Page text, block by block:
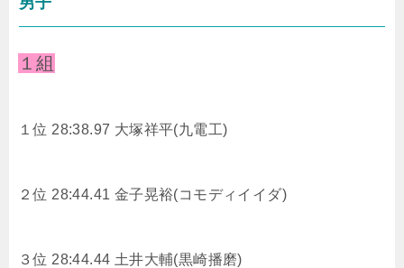
１組
１位 28:38.97 大塚祥平(九電工)
２位 28:44.41 金子晃裕(コモディイイダ)
３位 28:44.44 土井大輔(黒崎播磨)